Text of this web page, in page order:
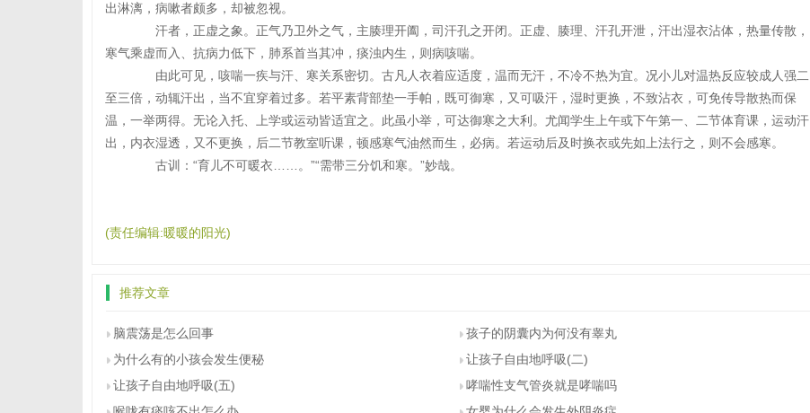
出淋漓，病嗽者颇多，却被忽视。
汗者，正虚之象。正气乃卫外之气，主腠理开阖，司汗孔之开闭。正虚、腠理、汗孔开泄，汗出湿衣沾体，热量传散，
寒气乘虚而入、抗病力低下，肺系首当其冲，痰浊内生，则病咳喘。
由此可见，咳喘一疾与汗、寒关系密切。古凡人衣着应适度，温而无汗，不冷不热为宜。况小儿对温热反应较成人强二
至三倍，动辄汗出，当不宜穿着过多。若平素背部垫一手帕，既可御寒，又可吸汗，湿时更换，不致沾衣，可免传导散热而保
温，一举两得。无论入托、上学或运动皆适宜之。此虽小举，可达御寒之大利。尤闻学生上午或下午第一、二节体育课，运动汗
出，内衣湿透，又不更换，后二节教室听课，顿感寒气油然而生，必病。若运动后及时换衣或先如上法行之，则不会感寒。
古训：“育儿不可暖衣……。”“需带三分饥和寒。”妙哉。
(责任编辑:暖暖的阳光)
推荐文章
脑震荡是怎么回事
孩子的阴囊内为何没有睾丸
为什么有的小孩会发生便秘
让孩子自由地呼吸(二)
让孩子自由地呼吸(五)
哮喘性支气管炎就是哮喘吗